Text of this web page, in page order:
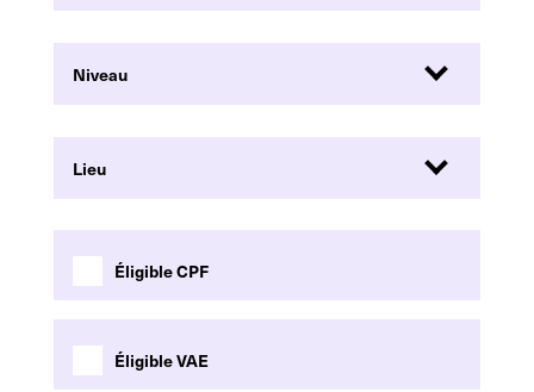
Éligible CPF
Éligible VAE